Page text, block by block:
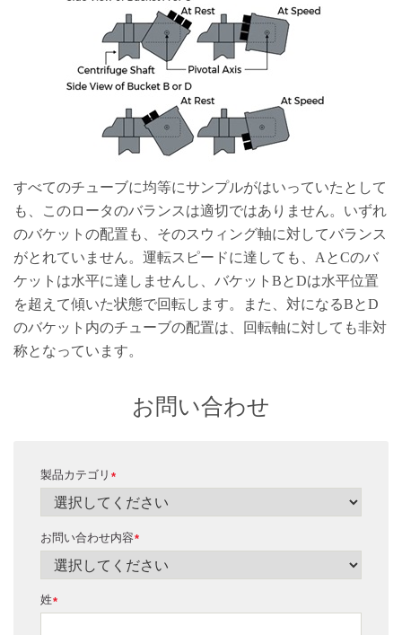
すべてのチューブに均等にサンプルがはいっていたとして
も、このロータのバランスは適切ではありません。いずれ
のバケットの配置も、そのスウィング軸に対してバランス
がとれていません。運転スピードに達しても、AとCのバ
ケットは水平に達しませんし、バケットBとDは水平位置
を超えて傾いた状態で回転します。また、対になるBとD
のバケット内のチューブの配置は、回転軸に対しても非対
称となっています。
お問い合わせ
*
製品カテゴリ
*
お問い合わせ内容
*
姓